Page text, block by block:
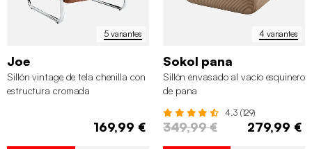
5 variantes
Joe
Sillón vintage de tela chenilla con
estructura cromada
169,99 €
4 variantes
Sokol pana
Sillón envasado al vacío esquinero
de pana
4.3 (129)
349,99 € 279,99 €